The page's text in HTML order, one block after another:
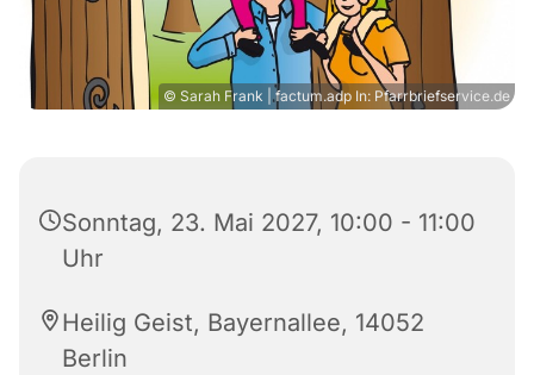
© Sarah Frank | factum.adp In: Pfarrbriefservice.de
Sonntag, 23. Mai 2027, 10:00 - 11:00
Uhr
Heilig Geist, Bayernallee, 14052
Berlin